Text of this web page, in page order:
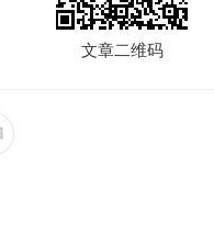
文章二维码